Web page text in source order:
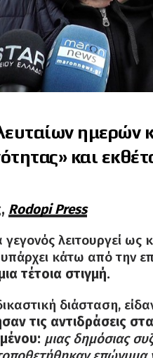
ημερών
και
Rodopi Press
λειτουργεί
κάτω από την
τέτοια στιγμή.
διάσταση,
τις αντιδράσεις
μιας δημόσιας